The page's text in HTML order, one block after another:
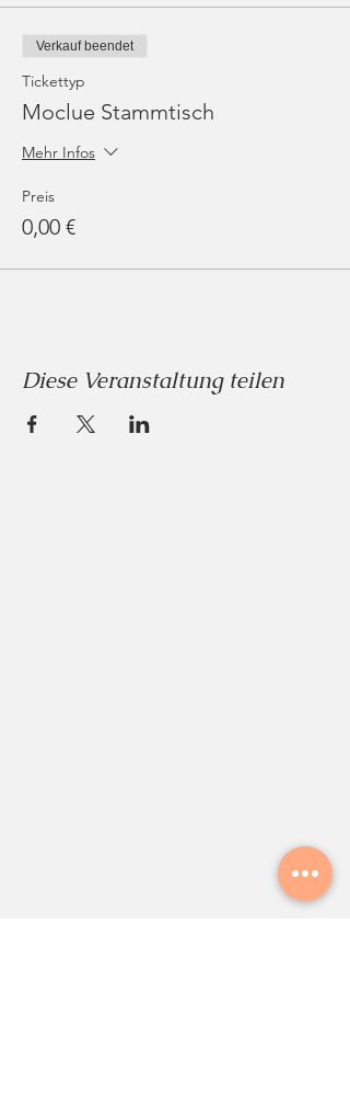
Verkauf beendet
Tickettyp
Moclue Stammtisch
Mehr Infos
Preis
0,00 €
Diese Veranstaltung teilen